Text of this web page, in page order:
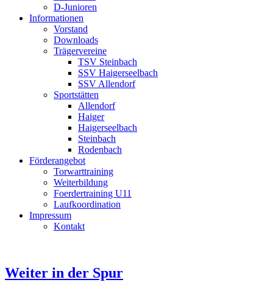
D-Junioren
Informationen
Vorstand
Downloads
Trägervereine
TSV Steinbach
SSV Haigerseelbach
SSV Allendorf
Sportstätten
Allendorf
Haiger
Haigerseelbach
Steinbach
Rodenbach
Förderangebot
Torwarttraining
Weiterbildung
Foerdertraining U11
Laufkoordination
Impressum
Kontakt
Weiter in der Spur